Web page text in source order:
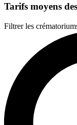
Tarifs moyens
Filtrer les